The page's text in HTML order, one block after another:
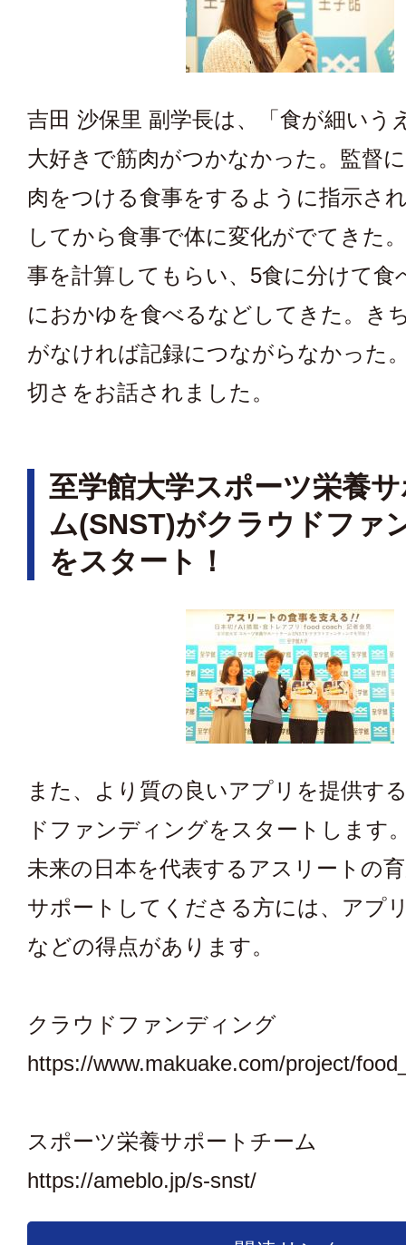
吉田 沙保里 副学長は、「食が細いう
大好きで筋肉がつかなかった。監督
肉をつける食事をするように指示さ
してから食事で体に変化がでてきた
事を計算してもらい、5食に分けて食
におかゆを食べるなどしてきた。き
がなければ記録につながらなかった
切さをお話されました。
至学館大学スポーツ栄養
ム(SNST)がクラウドファ
をスタート！
また、より質の良いアプリを提供す
ドファンディングをスタートします
未来の日本を代表するアスリートの
サポートしてくださる方には、アプ
などの得点があります。
クラウドファンディング
https://www.makuake.com/project/
スポーツ栄養サポートチーム
https://ameblo.jp/s-snst/